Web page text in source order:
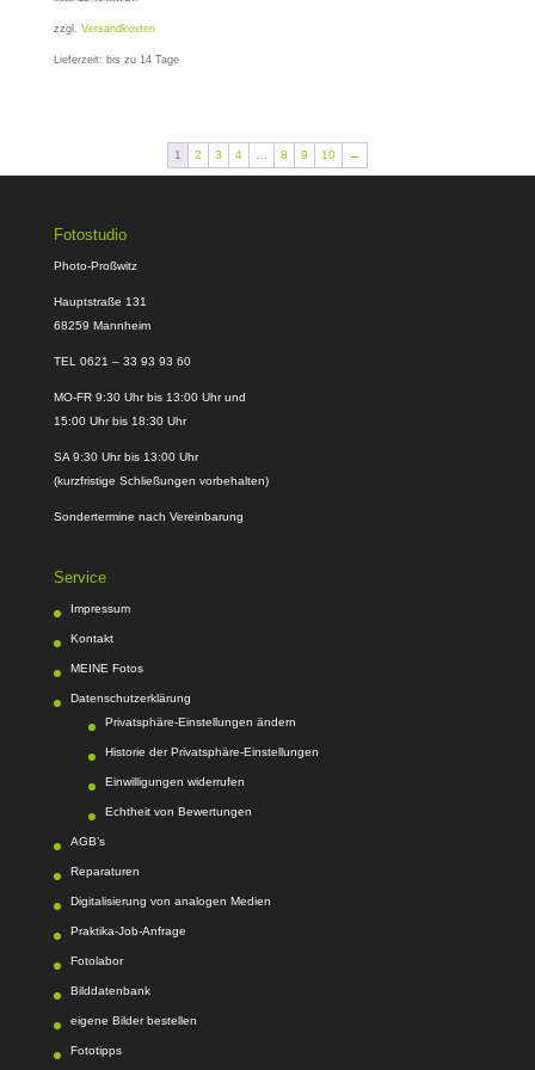
zzgl. Versandkosten
Lieferzeit: bis zu 14 Tage
1 2 3 4 8 9 10 →
Fotostudio
Photo-Proßwitz
Hauptstraße 131
68259 Mannheim
TEL 0621 – 33 93 93 60
MO-FR 9:30 Uhr bis 13:00 Uhr und
15:00 Uhr bis 18:30 Uhr
SA 9:30 Uhr bis 13:00 Uhr
(kurzfristige Schließungen vorbehalten)
Sondertermine nach Vereinbarung
Service
Impressum
Kontakt
MEINE Fotos
Datenschutzerklärung
Privatsphäre-Einstellungen ändern
Historie der Privatsphäre-Einstellungen
Einwilligungen widerrufen
Echtheit von Bewertungen
AGB’s
Reparaturen
Digitalisierung von analogen Medien
Praktika-Job-Anfrage
Fotolabor
Bilddatenbank
eigene Bilder bestellen
Fototipps